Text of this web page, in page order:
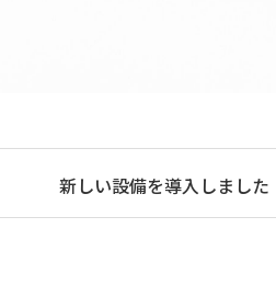
新しい設備を導入しました